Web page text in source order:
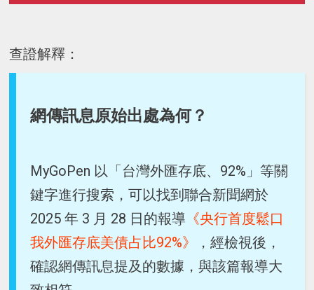
查證解釋：
網傳訊息原始出處為何？
MyGoPen 以「台灣外匯存底、92%」等關
鍵字進行搜索，可以找到聯合新聞網於
2025 年 3 月 28 日的報導 《央行首度鬆口
我外匯存底美債占比92%》
，經檢視後，
確認網傳訊息提及的數據，與該篇報導大